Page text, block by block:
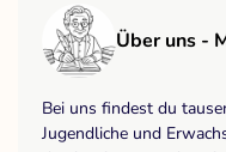
Über uns -
Bei uns findest du
Jugendliche und